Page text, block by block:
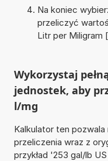
Na koniec
przeliczyć
Litr per Miligram
Wykorzystaj
jednostek, aby
l/mg
Kalkulator ten
przeliczenia wraz z
przykład '253 gal/lb